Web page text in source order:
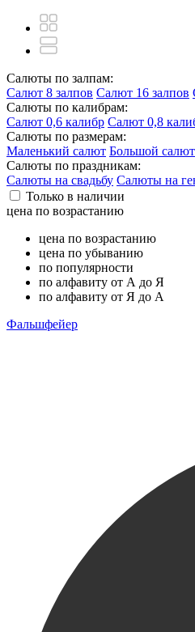
Салюты по залпам:
Салют 8 залпов Салют 16 залпов
Салюты по калибрам:
Салют 0,6 калибр Салют 0,8
Салюты по размерам:
Маленький салют Большой салют
Салюты по праздникам:
Салюты на свадьбу Салюты на
Только в наличии
цена по возрастанию
цена по возрастанию
цена по убыванию
по популярности
по алфавиту от А до Я
по алфавиту от Я до А
Фальшфейер